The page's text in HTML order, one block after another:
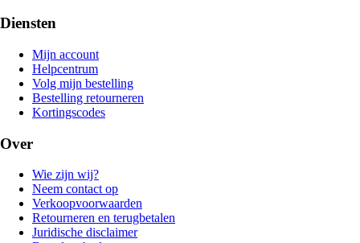
Diensten
Mijn account
Helpcentrum
Volg mijn bestelling
Bestelling retourneren
Kortingscodes
Over
Wie zijn wij?
Neem contact op
Verkoopvoorwaarden
Retourneren en terugbetalen
Juridische disclaimer